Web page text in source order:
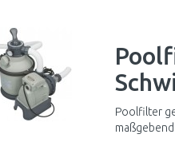
Poolfilter